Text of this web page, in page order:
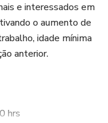
e interessados em
o aumento de
idade mínima
anterior.
hrs